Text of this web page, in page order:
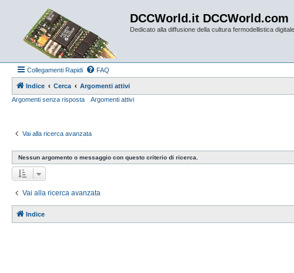
DCCWorld.it DCCWorld.com
Dedicato alla diffusione della cultura fermodellistica digitale.
Collegamenti Rapidi FAQ
Indice Cerca
Argomenti attivi
Argomenti senza risposta
Argomenti attivi
Vai alla ricerca avanzata
Nessun argomento o messaggio con questo criterio di ricerca.
Vai alla ricerca avanzata
Indice